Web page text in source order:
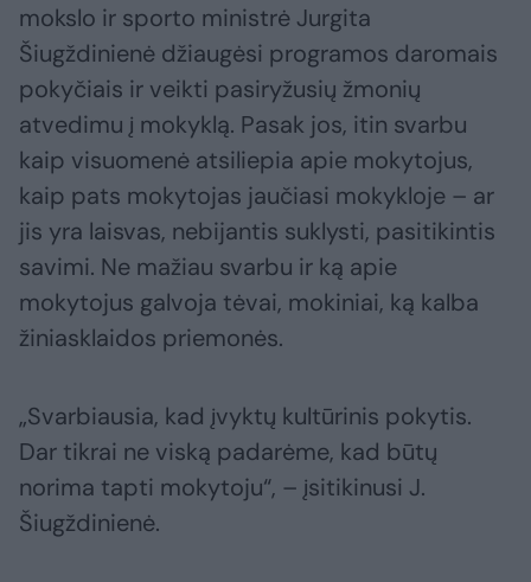
mokslo ir sporto ministrė Jurgita
Šiugždinienė džiaugėsi programos daromais
pokyčiais ir veikti pasiryžusių žmonių
atvedimu į mokyklą. Pasak jos, itin svarbu
kaip visuomenė atsiliepia apie mokytojus,
kaip pats mokytojas jaučiasi mokykloje – ar
jis yra laisvas, nebijantis suklysti, pasitikintis
savimi. Ne mažiau svarbu ir ką apie
mokytojus galvoja tėvai, mokiniai, ką kalba
žiniasklaidos priemonės.
„Svarbiausia, kad įvyktų kultūrinis pokytis.
Dar tikrai ne viską padarėme, kad būtų
norima tapti mokytoju“, – įsitikinusi J.
Šiugždinienė.